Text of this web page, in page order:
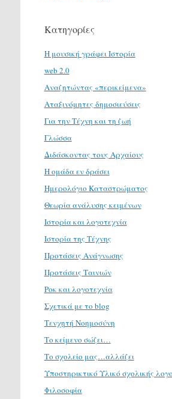
Κατηγορίες
H μουσική γράφει Ιστορία
web 2.0
Αναζητώντας «περικείμενα»
Αταξινόμητες δημοσιεύσεις
Για την Τέχνη και τη ζωή
Γλώσσα
Διδάσκοντας τους Αρχαίους
Η ομάδα εν δράσει
Ημερολόγιο Καταστρώματος
Θεωρία ανάλυσης κειμένων
Ιστορία και λογοτεχνία
Ιστορία της Τέχνης
Προτάσεις Ανάγνωσης
Προτάσεις Ταινιών
Ροκ και λογοτεχνία
Σχετικά με το blog
Τενχητή Νοημοσύνη
Το κείμενο σώζει…
Το σχολείο μας…αλλάζει
Υποστηρικτικό Υλικό σχολικής
Φιλοσοφία